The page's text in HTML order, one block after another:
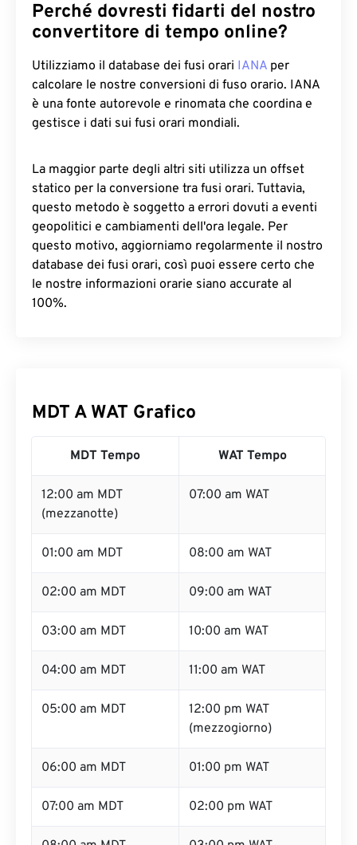
Perché dovresti fidarti del nostro
convertitore di tempo online?
Utilizziamo il database dei fusi orari IANA per
calcolare le nostre conversioni di fuso orario. IANA
è una fonte autorevole e rinomata che coordina e
gestisce i dati sui fusi orari mondiali.
La maggior parte degli altri siti utilizza un offset
statico per la conversione tra fusi orari. Tuttavia,
questo metodo è soggetto a errori dovuti a eventi
geopolitici e cambiamenti dell'ora legale. Per
questo motivo, aggiorniamo regolarmente il nostro
database dei fusi orari, così puoi essere certo che
le nostre informazioni orarie siano accurate al
100%.
MDT A WAT Grafico
MDT Tempo WAT Tempo
12:00 am MDT
(mezzanotte)
07:00 am WAT
01:00 am MDT 08:00 am WAT
02:00 am MDT 09:00 am WAT
03:00 am MDT 10:00 am WAT
04:00 am MDT 11:00 am WAT
05:00 am MDT
12:00 pm WAT
(mezzogiorno)
06:00 am MDT 01:00 pm WAT
07:00 am MDT 02:00 pm WAT